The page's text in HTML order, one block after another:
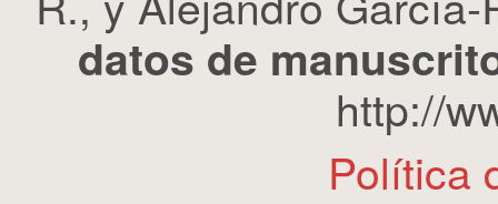
datos de
http://
Política